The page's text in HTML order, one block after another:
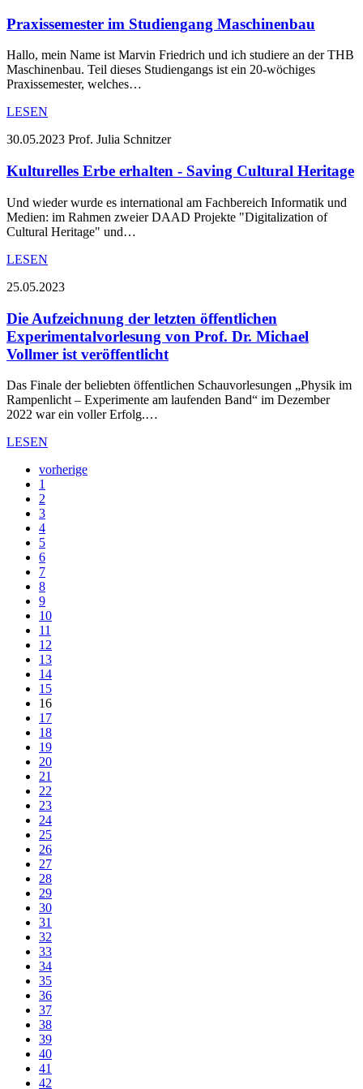
Praxissemester im Studiengang Maschinenbau
Hallo, mein Name ist Marvin Friedrich und ich studiere an der THB
Maschinenbau. Teil dieses Studiengangs ist ein 20-wöchiges
Praxissemester, welches…
LESEN
30.05.2023 Prof. Julia Schnitzer
Kulturelles Erbe erhalten - Saving Cultural Heritage
Und wieder wurde es international am Fachbereich Informatik und
Medien: im Rahmen zweier DAAD Projekte "Digitalization of
Cultural Heritage" und…
LESEN
25.05.2023
Die Aufzeichnung der letzten öffentlichen
Experimentalvorlesung von Prof. Dr. Michael
Vollmer ist veröffentlicht
Das Finale der beliebten öffentlichen Schauvorlesungen „Physik im
Rampenlicht – Experimente am laufenden Band“ im Dezember
2022 war ein voller Erfolg.…
LESEN
vorherige
1
2
3
4
5
6
7
8
9
10
11
12
13
14
15
16
17
18
19
20
21
22
23
24
25
26
27
28
29
30
31
32
33
34
35
36
37
38
39
40
41
42